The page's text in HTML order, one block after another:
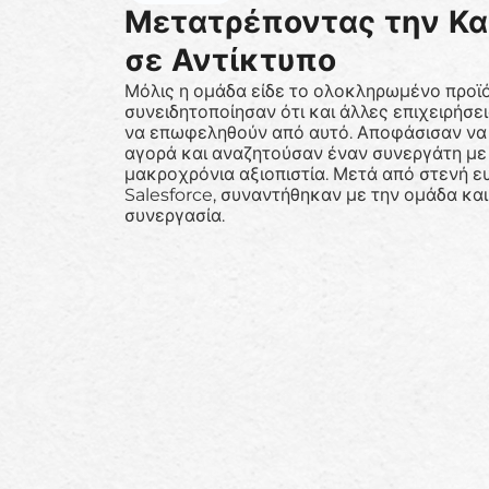
Μετατρέποντας την
σε Αντίκτυπο
Μόλις η ομάδα είδε το ολοκληρωμένο
συνειδητοποίησαν ότι και άλλες
να επωφεληθούν από αυτό. Αποφάσισαν
αγορά και αναζητούσαν έναν συνεργάτη με
μακροχρόνια αξιοπιστία. Μετά από στενή
Salesforce, συναντήθηκαν με την ομάδα
συνεργασία.